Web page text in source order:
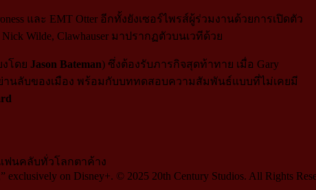
และ EMT Otter อีกทั้งยังเซอร์ไพรส์ผู้ร่วมงานด้วยการเปิดตัว
Wilde, Clawhauser มาปรากฏตัวบนเวทีด้วย
งโดย Jason Bateman) ซึ่งต้องรับภารกิจสุดท้าทาย เมื่อ Gary
านลับของเมือง พร้อมกับบททดสอบความสัมพันธ์แบบที่ไม่เคยมี
on Disney+. © 2025 20th Century Studios. All Rights